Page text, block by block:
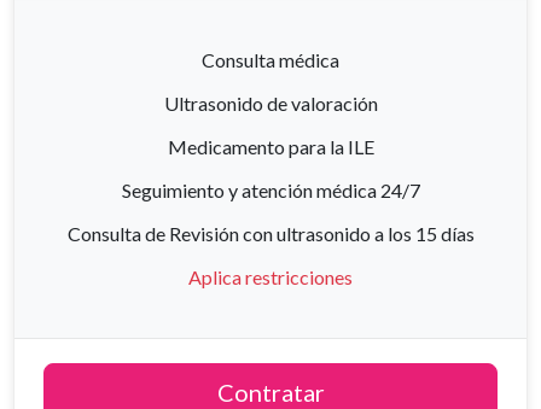
Consulta médica
Ultrasonido de valoración
Medicamento para la ILE
Seguimiento y atención médica 24/7
Consulta de Revisión con ultrasonido a los 15 días
Aplica restricciones
Contratar